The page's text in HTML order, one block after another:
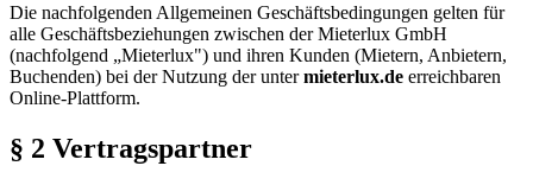
Die nachfolgenden Allgemeinen Geschäftsbedingungen gelten für
alle Geschäftsbeziehungen zwischen derMieterlux GmbH
(nachfolgend „Mieterlux") und ihren Kunden (Mietern, Anbietern,
Buchenden) bei der Nutzung der unter mieterlux.de erreichbaren
Online-Plattform.
§ 2 Vertragspartner